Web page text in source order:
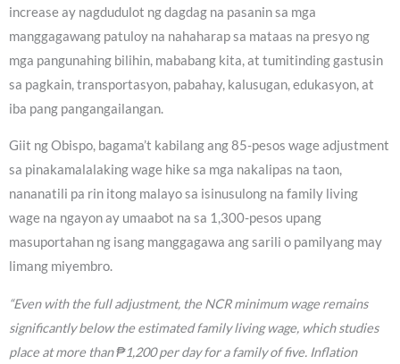
increase ay nagdudulot ng dagdag na pasanin sa mga
manggagawang patuloy na nahaharap sa mataas na presyo ng
mga pangunahing bilihin, mababang kita, at tumitinding gastusin
sa pagkain, transportasyon, pabahay, kalusugan, edukasyon, at
iba pang pangangailangan.
Giit ng Obispo, bagama’t kabilang ang 85-pesos wage adjustment
sa pinakamalalaking wage hike sa mga nakalipas na taon,
nananatili pa rin itong malayo sa isinusulong na family living
wage na ngayon ay umaabot na sa 1,300-pesos upang
masuportahan ng isang manggagawa ang sarili o pamilyang may
limang miyembro.
“Even with the full adjustment, the NCR minimum wage remains
significantly below the estimated family living wage, which studies
place at more than ₱1,200 per day for a family of five. Inflation